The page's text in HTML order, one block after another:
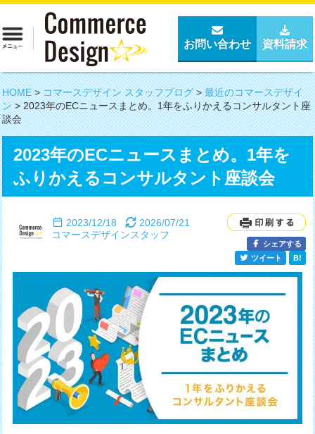
お問い合わせ 資料請求
HOME>コマースデザイン スタッフブログ>最近のコマースデザイ
ン>2023年のECニュースまとめ。1年をふりかえるコンサルタント座
談会
2023年のECニュースまとめ。1年を
ふりかえるコンサルタント座談会
2023/12/18
2026/07/21
コマースデザインスタッフ
シェアする
ツイート
B!